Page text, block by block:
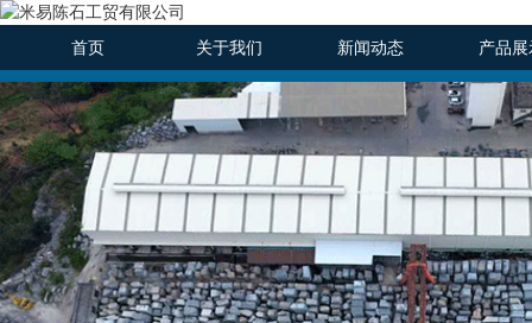
首页 关于我们 新闻动态 产品展